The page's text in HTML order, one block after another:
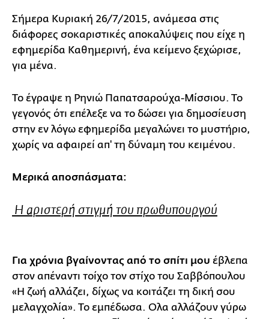
Σήμερα Κυριακή 26/7/2015, ανάμεσα στις
διάφορες σοκαριστικές αποκαλύψεις που είχε η
εφημερίδα Καθημερινή, ένα κείμενο ξεχώρισε,
για μένα.
Το έγραψε η Ρηνιώ Παπατσαρούχα-Μίσσιου. Το
γεγονός ότι επέλεξε να το δώσει για δημοσίευση
στην εν λόγω εφημερίδα μεγαλώνει το μυστήριο,
χωρίς να αφαιρεί απ' τη δύναμη του κειμένου.
Μερικά αποσπάσματα:
Η αριστερή στιγμή του πρωθυπουργού
Για χρόνια βγαίνοντας από το σπίτι μου έβλεπα
στον απέναντι τοίχο τον στίχο του Σαββόπουλου
«Η ζωή αλλάζει, δίχως να κοιτάζει τη δική σου
μελαγχολία». Το εμπέδωσα. Ολα αλλάζουν γύρω